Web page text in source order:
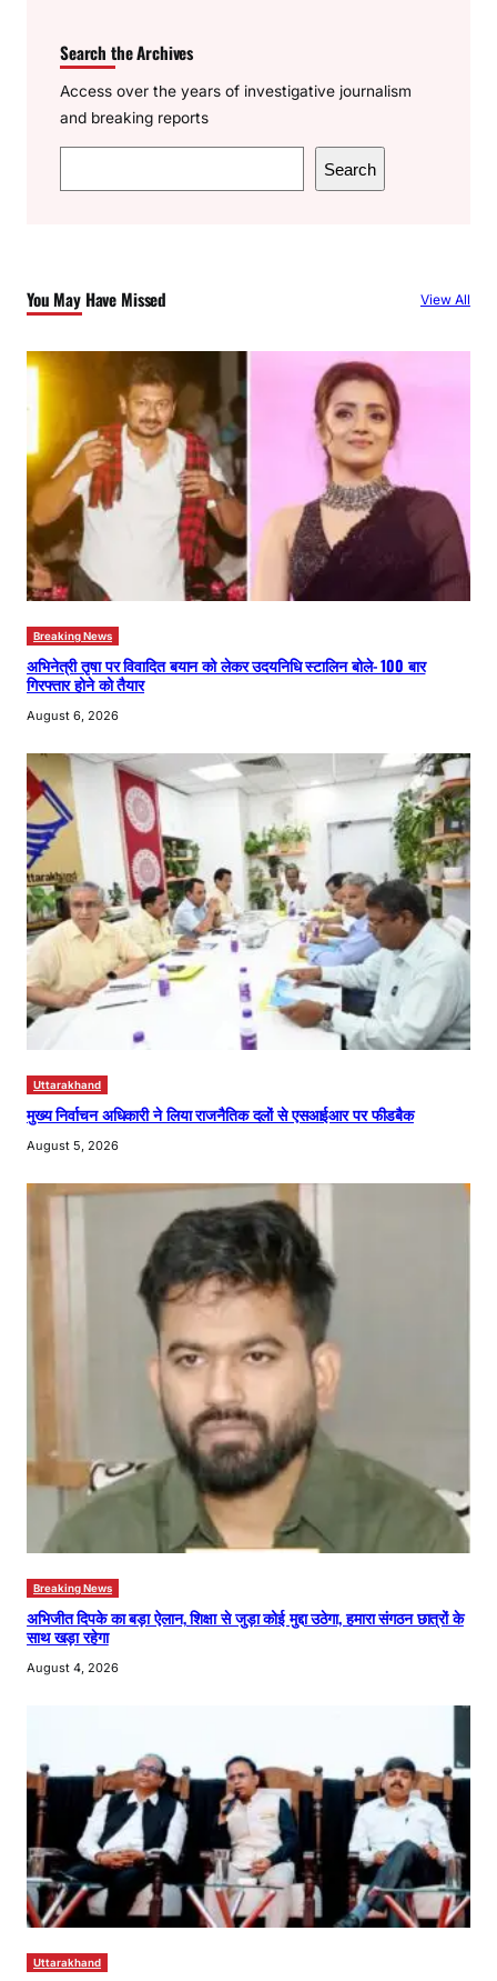
Search the Archives
Access over the years of investigative journalism
and breaking reports
e
h
Search
You May Have Missed View All
Breaking News
अभिनेत्री तृषा पर विवादित बयान को लेकर उदयनिधि स्टालिन बोले- 100 बार
गिरफ्तार होने को तैयार
August 6, 2026
Uttarakhand
मुख्य निर्वाचन अधिकारी ने लिया राजनैतिक दलों से एसआईआर पर फीडबैक
August 5, 2026
Breaking News
अभिजीत दिपके का बड़ा ऐलान, शिक्षा से जुड़ा कोई मुद्दा उठेगा, हमारा संगठन छात्रों के
साथ खड़ा रहेगा
August 4, 2026
Uttarakhand